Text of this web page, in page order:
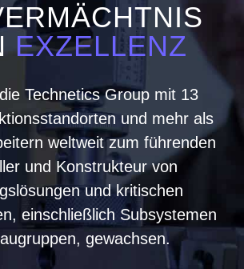
EXZELLENZ
Technetics Group mit 13
und mehr als
weltweit zum führenden
und Konstrukteur von
und kritischen
einschließlich Subsystemen
gewachsen.